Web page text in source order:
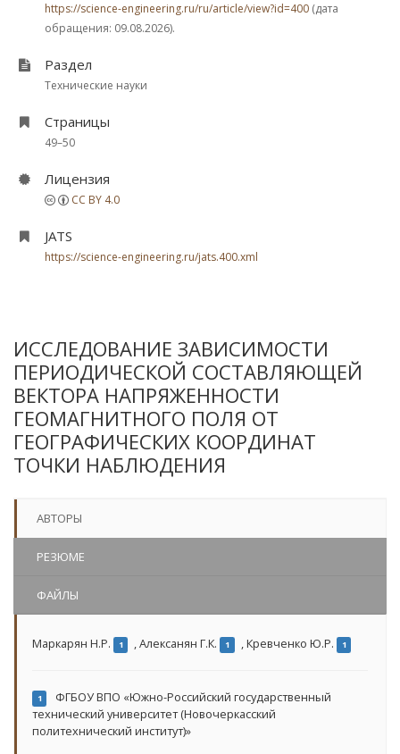
https://science-engineering.ru/ru/article/view?id=400 (дата
обращения: 09.08.2026).
Раздел
Технические науки
Страницы
49–50
Лицензия
CC BY 4.0
JATS
https://science-engineering.ru/jats.400.xml
ИССЛЕДОВАНИЕ ЗАВИСИМОСТИ
ПЕРИОДИЧЕСКОЙ СОСТАВЛЯЮЩЕЙ
ВЕКТОРА НАПРЯЖЕННОСТИ
ГЕОМАГНИТНОГО ПОЛЯ ОТ
ГЕОГРАФИЧЕСКИХ КООРДИНАТ
ТОЧКИ НАБЛЮДЕНИЯ
АВТОРЫ
РЕЗЮМЕ
ФАЙЛЫ
Маркарян Н.Р. 1 ,Алексанян Г.К. 1 ,Кревченко Ю.Р. 1
1
ФГБОУ ВПО «Южно-Российский государственный
технический университет (Новочеркасский
политехнический институт)»